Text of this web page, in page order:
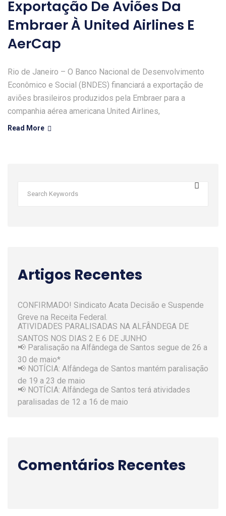
Exportação De Aviões Da
Embraer À United Airlines E
AerCap
Rio de Janeiro – O Banco Nacional de Desenvolvimento
Econômico e Social (BNDES) financiará a exportação de
aviões brasileiros produzidos pela Embraer para a
companhia aérea americana United Airlines,
Read More
Artigos Recentes
CONFIRMADO! Sindicato Acata Decisão e Suspende
ATIVIDADES PARALISADAS NA ALFÂNDEGA DE
📢 Paralisação na Alfândega de Santos segue de 26 a
📢 NOTÍCIA: Alfândega de Santos mantém paralisação
📢 NOTÍCIA: Alfândega de Santos terá atividades
Comentários Recentes